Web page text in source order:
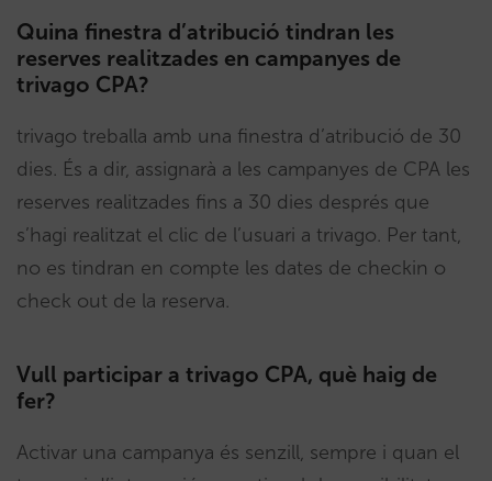
Quina finestra d’atribució tindran les
reserves realitzades en campanyes de
trivago CPA?
trivago treballa amb una finestra d’atribució de 30
dies. És a dir, assignarà a les campanyes de CPA les
reserves realitzades fins a 30 dies després que
s’hagi realitzat el clic de l’usuari a trivago. Per tant,
no es tindran en compte les dates de checkin o
check out de la reserva.
Vull participar a trivago CPA, què haig de
fer?
Activar una campanya és senzill, sempre i quan el